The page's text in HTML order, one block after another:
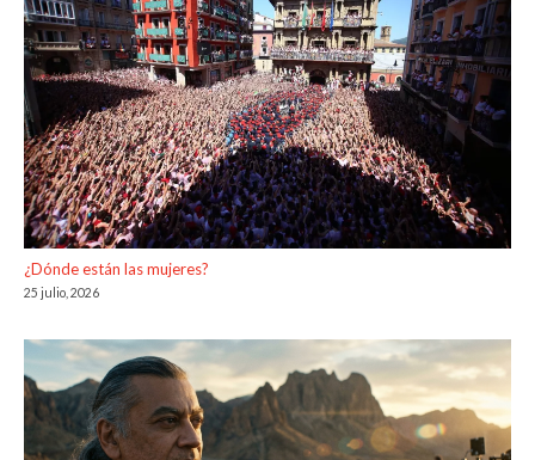
¿Dónde están las mujeres?
25 julio, 2026